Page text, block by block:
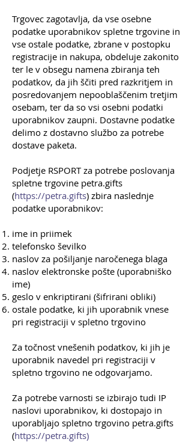
Trgovec zagotavlja, da vse osebne
podatke uporabnikov spletne trgovine in
vse ostale podatke, zbrane v postopku
registracije in nakupa, obdeluje zakonito
ter le v obsegu namena zbiranja teh
podatkov, da jih ščiti pred razkritjem in
posredovanjem nepooblaščenim tretjim
osebam, ter da so vsi osebni podatki
uporabnikov zaupni. Dostavne podatke
delimo z dostavno službo za potrebe
dostave paketa.
Podjetje RSPORT za potrebe poslovanja
spletne trgovine petra.gifts
(https://petra.gifts) zbira naslednje
podatke uporabnikov:
ime in priimek
telefonsko ševilko
naslov za pošiljanje naročenega blaga
naslov elektronske pošte (uporabniško
ime)
geslo v enkriptirani (šifrirani obliki)
ostale podatke, ki jih uporabnik vnese
pri registraciji v spletno trgovino
Za točnost vnešenih podatkov, ki jih je
uporabnik navedel pri registraciji v
spletno trgovino ne odgovarjamo.
Za potrebe varnosti se izbirajo tudi IP
naslovi uporabnikov, ki dostopajo in
uporabljajo spletno trgovino petra.gifts
(https://petra.gifts)